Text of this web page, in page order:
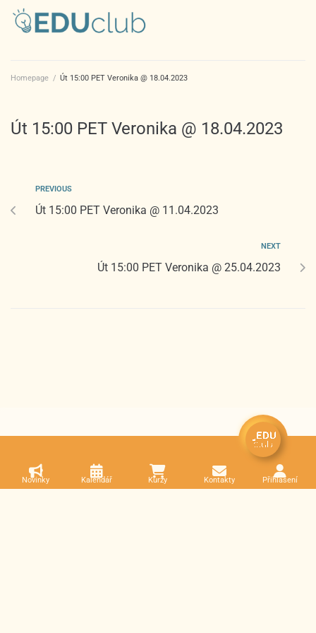
Homepage / Út 15:00 PET Veronika @ 18.04.2023
Út 15:00 PET Veronika @ 18.04.2023
PREVIOUS
Út 15:00 PET Veronika @ 11.04.2023
NEXT
Út 15:00 PET Veronika @ 25.04.2023
Novinky Kalendář Kurzy Kontakty Přihlášení